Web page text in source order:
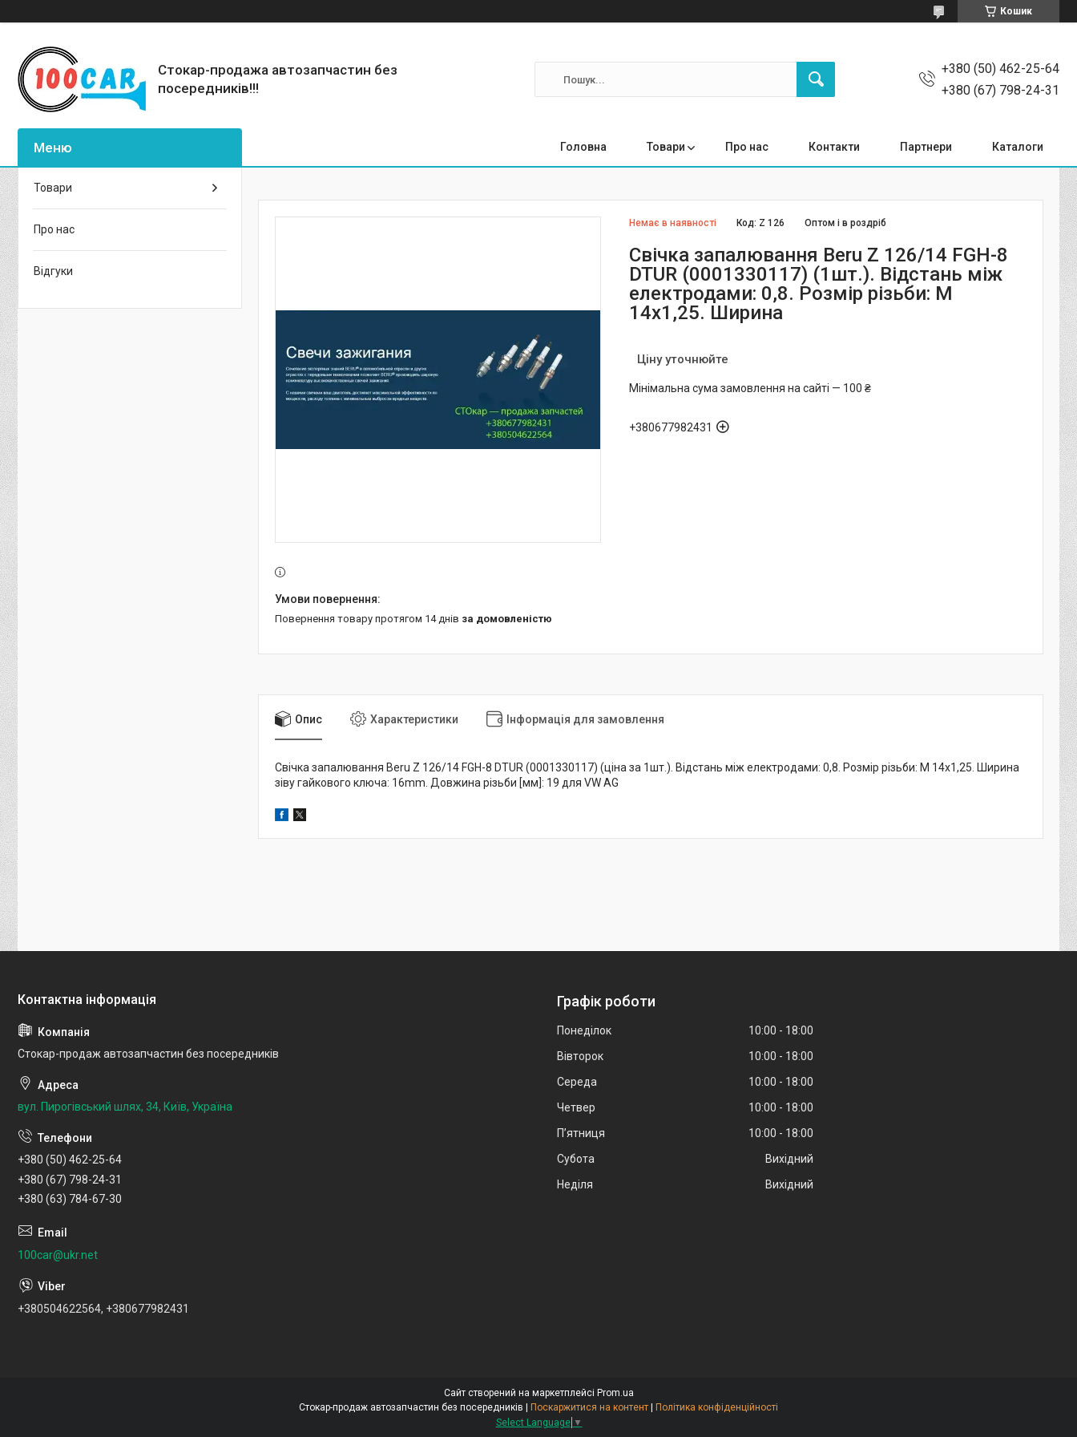
Кошик
Стокар-продажа автозапчастин без
посередників!!!
+380 (50) 462-25-64
+380 (67) 798-24-31
Головна Товари Про нас Контакти Партнери Каталоги
Немає в наявності Оптом і в роздріб
Код: Z 126
Свічка запалювання Beru Z 126/14 FGH-8
DTUR (0001330117) (1шт.). Відстань між
електродами: 0,8. Розмір різьби: M
14x1,25. Ширина
Ціну уточнюйте
Мінімальна сума замовлення на сайті — 100 ₴
+380677982431
повернення товару протягом 14 днів за домовленістю
Опис Характеристики Інформація для замовлення
Свічка запалювання Beru Z 126/14 FGH-8 DTUR (0001330117) (ціна за 1шт.). Відстань між електродами: 0,8. Розмір різьби: M 14x1,25. Ширина
зіву гайкового ключа: 16mm. Довжина різьби [мм]: 19 для VW AG
Товари
Про нас
Відгуки
Стокар-продаж автозапчастин без посередників
вул. Пирогівський шлях, 34, Київ, Україна
+380 (50) 462-25-64
+380 (67) 798-24-31
+380 (63) 784-67-30
100car@ukr.net
+380504622564, +380677982431
Графік роботи
Понеділок 10:00
18:00
Вівторок
10:00
18:00
Середа
10:00
18:00
Четвер
10:00
18:00
Пʼятниця
10:00
18:00
Субота
Вихідний
Неділя
Вихідний
Сайт створений на маркетплейсі Prom.ua
Поскаржитися на контент
Політика конфіденційності
Select Language ▼